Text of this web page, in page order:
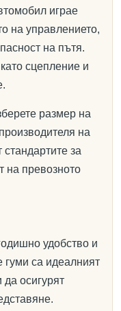
играе
на управлението,
на пътя.
сцепление и
размер на
на
за
на превозното
удобство и
гуми са идеалният
да осигурят